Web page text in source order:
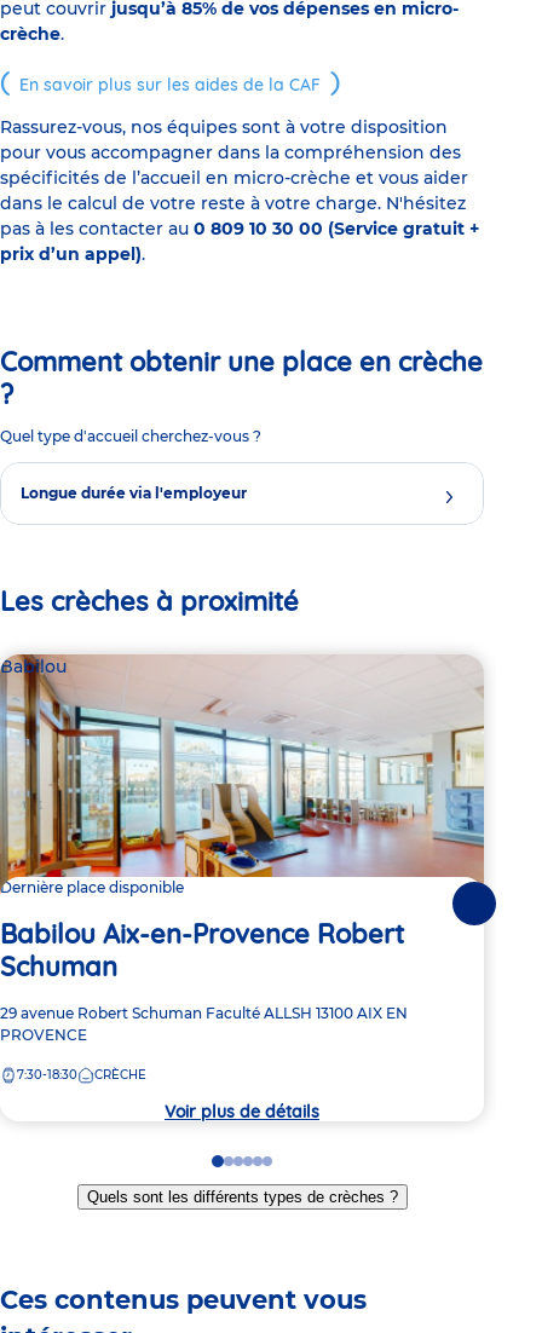
peut couvrir jusqu’à 85% de vos dépenses en micro-
crèche.
En savoir plus sur les aides de la CAF
Rassurez-vous, nos équipes sont à votre disposition
pour vous accompagner dans la compréhension des
spécificités de l’accueil en micro-crèche et vous aider
dans le calcul de votre reste à votre charge. N'hésitez
pas à les contacter au 0 809 10 30 00 (Service gratuit +
prix d’un appel).
Comment obtenir une place en crèche
?
Quel type d'accueil cherchez-vous ?
Longue durée via l'employeur
Les crèches à proximité
Babilou
Dernière place disponible
Babilou Aix-en-Provence Robert
Schuman
Adresse
de
crèche
29 avenue Robert Schuman Faculté ALLSH 13100 AIX EN
PROVENCE
7:30-18:30 CRÈCHE
Voir plus de détails
Go
to
slide
Go
to
slide
Go
to
slide
Go
to
slide
Go
to
slide
Go
to
slide
Quels sont les différents types de crèches ?
Ces contenus peuvent vous